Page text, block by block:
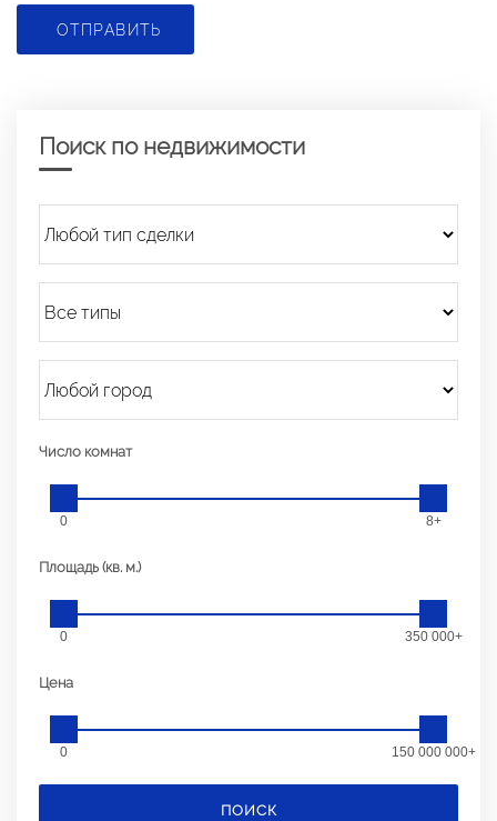
ОТПРАВИТЬ
Поиск по недвижимости
Число комнат
0 8+
Площадь (кв. м.)
0 350 000+
Цена
0 150 000 000+
ПОИСК